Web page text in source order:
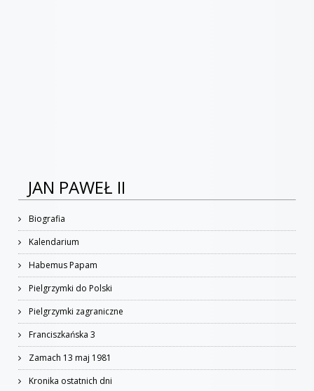
JAN PAWEŁ II
Biografia
Kalendarium
Habemus Papam
Pielgrzymki do Polski
Pielgrzymki zagraniczne
Franciszkańska 3
Zamach 13 maj 1981
Kronika ostatnich dni